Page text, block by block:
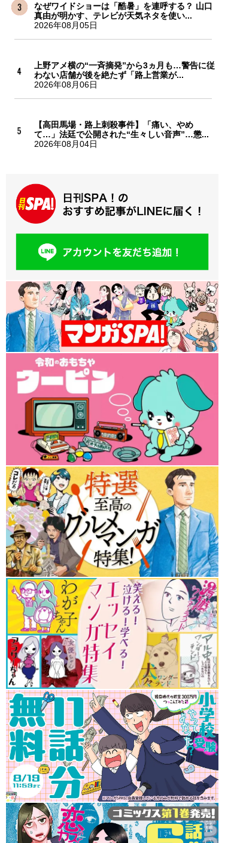
なぜワイドショーは「酷暑」を連呼する？ 山口
真由が明かす、テレビが天気ネタを使い...
2026年08月05日
上野アメ横の“一斉摘発”から3ヵ月も…警告に従
わない店舗が後を絶たず「路上営業が...
2026年08月06日
【高田馬場・路上刺殺事件】「痛い、やめ
て…」法廷で公開された“生々しい音声”…懲...
2026年08月04日